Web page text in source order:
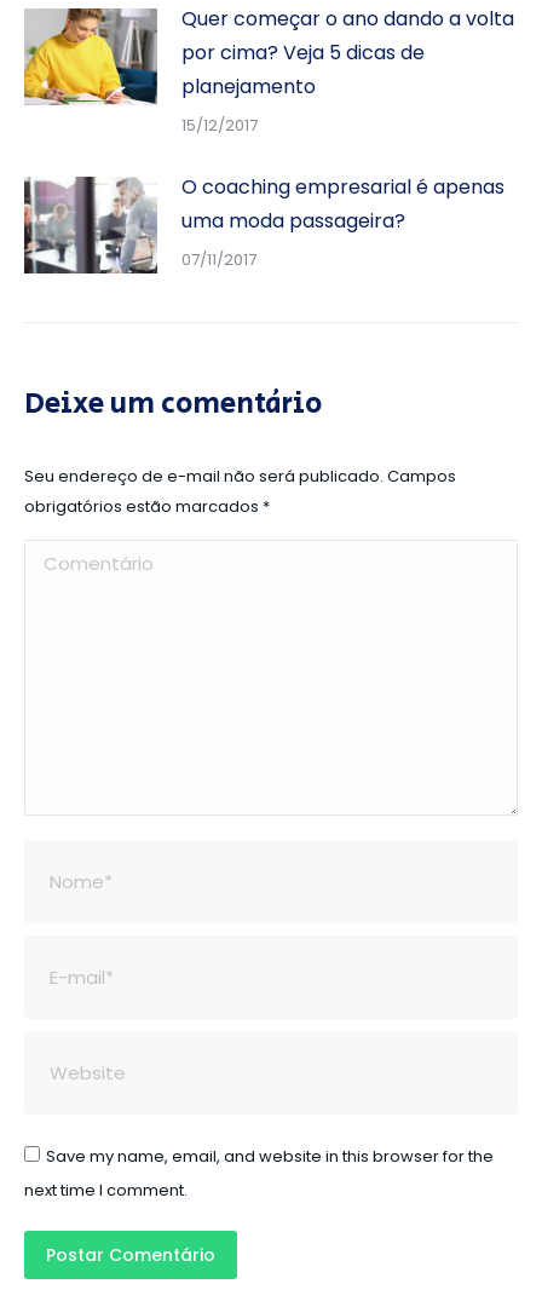
Quer começar o ano dando a volta
por cima? Veja 5 dicas de
planejamento
15/12/2017
O coaching empresarial é apenas
uma moda passageira?
07/11/2017
Deixe um comentário
Seu endereço de e-mail não será publicado. Campos
obrigatórios estão marcados *
Comentário
Save my name, email, and website in this browser for the
next time I comment.
Postar Comentário